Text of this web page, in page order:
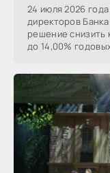
24 июля 2026
директоров
решение снизить
до 14,00%
Николай Морев